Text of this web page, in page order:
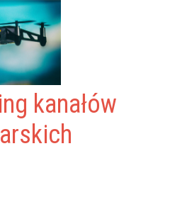
kanałów